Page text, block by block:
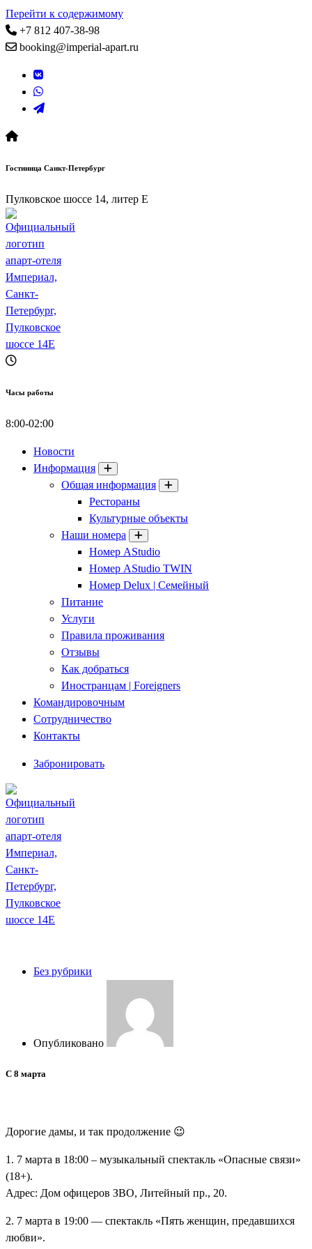
Перейти к содержимому
+7 812 407-38-98
booking@imperial-apart.ru
Гостиница Санкт-Петербург
Пулковское шоссе 14, литер Е
Часы работы
8:00-02:00
Новости
Информация
Общая информация
Рестораны
Культурные объекты
Наши номера
Номер AStudio
Номер AStudio TWIN
Номер Delux | Семейный
Питание
Услуги
Правила проживания
Отзывы
Как добраться
Иностранцам | Foreigners
Командировочным
Сотрудничество
Контакты
Забронировать
Без рубрики
Опубликовано
C 8 марта
Дорогие дамы, и так продолжение 😉
1. 7 марта в 18:00 – музыкальный спектакль «Опасные связи»
(18+).
Адрес: Дом офицеров ЗВО, Литейный пр., 20.
2. 7 марта в 19:00 — спектакль «Пять женщин, предавшихся
любви».